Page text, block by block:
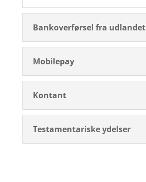
Bankoverførsel fra udlandet
Mobilepay
Kontant
Testamentariske ydelser